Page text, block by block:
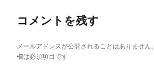
コメントを残す
メールアドレスが公開されることはありません。
欄は必須項目です